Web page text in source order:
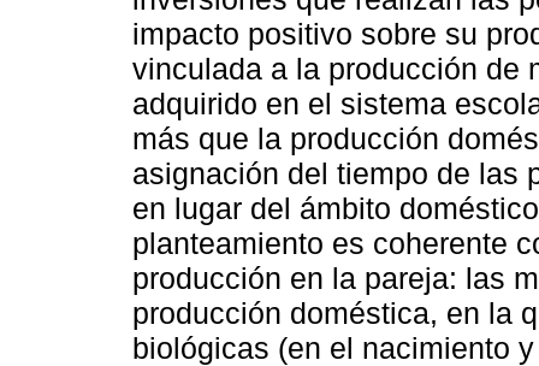
impacto positivo sobre su
vinculada a la producción de
adquirido en el sistema
más que la producción
asignación del tiempo de las
en lugar del ámbito
planteamiento es coherente
producción en la pareja: las
producción doméstica, en la
biológicas (en el nacimiento